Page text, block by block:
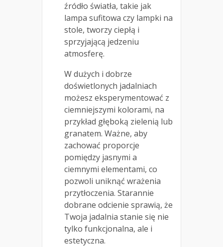
źródło światła, takie jak
lampa sufitowa czy lampki na
stole, tworzy ciepłą i
sprzyjającą jedzeniu
atmosferę.
W dużych i dobrze
doświetlonych jadalniach
możesz eksperymentować z
ciemniejszymi kolorami, na
przykład głęboką zielenią lub
granatem. Ważne, aby
zachować proporcje
pomiędzy jasnymi a
ciemnymi elementami, co
pozwoli uniknąć wrażenia
przytłoczenia. Starannie
dobrane odcienie sprawią, że
Twoja jadalnia stanie się nie
tylko funkcjonalna, ale i
estetyczna.